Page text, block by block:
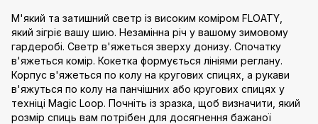
М'який та затишний светр із високим коміром FLOATY,
який зігріє вашу шию. Незамінна річ у вашому зимовому
гардеробі. Светр в'яжеться зверху донизу. Спочатку
в'яжеться комір. Кокетка формується лініями реглану.
Корпус в'яжеться по колу на кругових спицях, а рукави
в'яжуться по колу на панчішних або кругових спицях у
техніці Magic Loop. Почніть із зразка, щоб визначити, який
розмір спиць вам потрібен для досягнення бажаної